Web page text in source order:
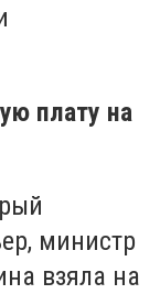
плату на
министр
взяла на